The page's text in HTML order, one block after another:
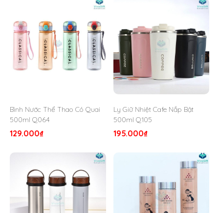
VivaGift hỗ trợ khắc tên, logo lên ly giữ nhiệt
làm quà tặng doanh nghiệp. Hãy liên hệ ngay
hotline0326281414
để báo giá và tư vấn miễn
phí nhé!
Bình Nước Thể Thao Có Quai
500ml Q064
129.000₫
Ly Giữ Nhiệt Cafe Nắp Bật
500ml Q105
195.000₫